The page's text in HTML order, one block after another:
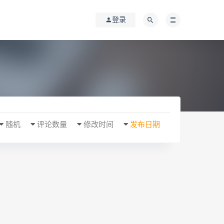
登录
发布日期
修改时间
评论数量
随机